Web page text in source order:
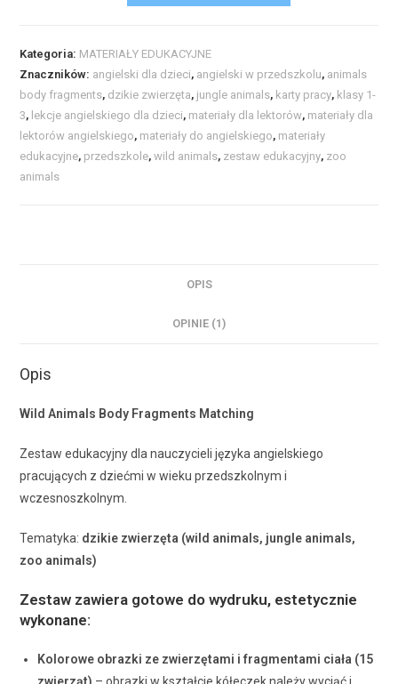
Kategoria: MATERIAŁY EDUKACYJNE
Znaczników: angielski dla dzieci, angielski w przedszkolu, animals
body fragments, dzikie zwierzęta, jungle animals, karty pracy, klasy 1-
3, lekcje angielskiego dla dzieci, materiały dla lektorów, materiały dla
lektorów angielskiego, materiały do angielskiego, materiały
edukacyjne, przedszkole,wild animals, zestaw edukacyjny, zoo
animals
OPIS
OPINIE (1)
Opis
Wild Animals Body Fragments Matching
Zestaw edukacyjny dla nauczycieli języka angielskiego
pracujących z dziećmi w wieku przedszkolnym i
wczesnoszkolnym.
Tematyka: dzikie zwierzęta (wild animals, jungle animals,
zoo animals)
Zestaw zawiera gotowe do wydruku, estetycznie
wykonane:
Kolorowe obrazki ze zwierzętami i fragmentami ciała (15